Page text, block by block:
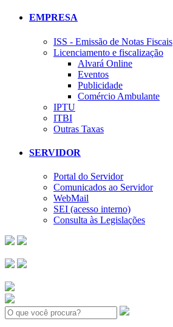
EMPRESA
ISS - Emissão de Notas Fiscais
Licenciamento e fiscalização
Alvará Online
Eventos
Publicidade
Comércio Ambulante
IPTU
ITBI
Outras Taxas
SERVIDOR
Portal do Servidor
Comunicados ao Servidor
WebMail
SEI (acesso interno)
Consulta às Legislações
Search: